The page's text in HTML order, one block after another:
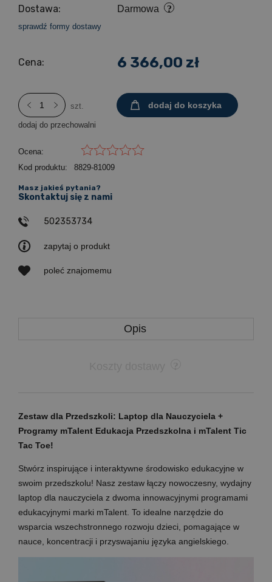
Dostawa: Darmowa
sprawdź formy dostawy
Cena: 6 366,00 zł
szt. dodaj do koszyka
dodaj do przechowalni
Ocena:
Kod produktu:
8829-81009
zapytaj o produkt
poleć znajomemu
Masz jakieś pytania?
Skontaktuj się z nami
502353734
Opis
Zestaw dla Przedszkoli: Laptop dla Nauczyciela +
Programy mTalent Edukacja Przedszkolna i mTalent Tic
Tac Toe!
Stwórz inspirujące i interaktywne środowisko edukacyjne w
swoim przedszkolu! Nasz zestaw łączy nowoczesny, wydajny
laptop dla nauczyciela z dwoma innowacyjnymi programami
edukacyjnymi marki mTalent. To idealne narzędzie do
wsparcia wszechstronnego rozwoju dzieci, pomagające w
nauce, koncentracji i przyswajaniu języka angielskiego.